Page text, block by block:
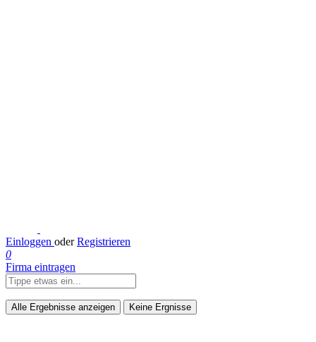
Einloggen oder Registrieren
0
Firma eintragen
Alle Ergebnisse anzeigen Keine Ergnisse